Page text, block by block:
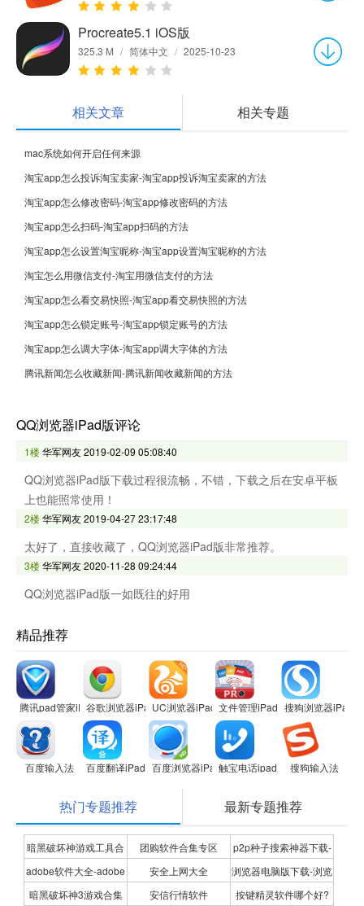
Procreate5.1 iOS版
325.3 M / 简体中文 / 2025-10-23
相关文章 相关专题
mac系统如何开启任何来源
淘宝app怎么投诉淘宝卖家-淘宝app投诉淘宝卖家的方法
淘宝app怎么修改密码-淘宝app修改密码的方法
淘宝app怎么扫码-淘宝app扫码的方法
淘宝app怎么设置淘宝昵称-淘宝app设置淘宝昵称的方法
淘宝怎么用微信支付-淘宝用微信支付的方法
淘宝app怎么看交易快照-淘宝app看交易快照的方法
淘宝app怎么锁定账号-淘宝app锁定账号的方法
淘宝app怎么调大字体-淘宝app调大字体的方法
腾讯新闻怎么收藏新闻-腾讯新闻收藏新闻的方法
QQ浏览器iPad版评论
1楼华军网友2019-02-09 05:08:40
QQ浏览器iPad版下载过程很流畅，不错，下载之后在安卓平板
上也能照常使用！
2楼华军网友2019-04-27 23:17:48
太好了，直接收藏了，QQ浏览器iPad版非常推荐。
3楼华军网友2020-11-28 09:24:44
QQ浏览器iPad版一如既往的好用
精品推荐
腾讯pad管家iPad版谷歌浏览器iPad版UC浏览器iPad版文件管理iPad版搜狗浏览器iPad版
百度输入法 百度翻译iPad版百度浏览器iPad版触宝电话ipad版 搜狗输入法
热门专题推荐 最新专题推荐
暗黑破坏神游戏工具合
集
团购软件合集专区
p2p种子搜索神器下载-
P2P种子搜索神器专题
adobe软件大全-adobe
全系列软件下载-adobe
安全上网大全
浏览器电脑版下载-浏览
器下载合集
暗黑破坏神3游戏合集 安信行情软件 按键精灵软件哪个好?